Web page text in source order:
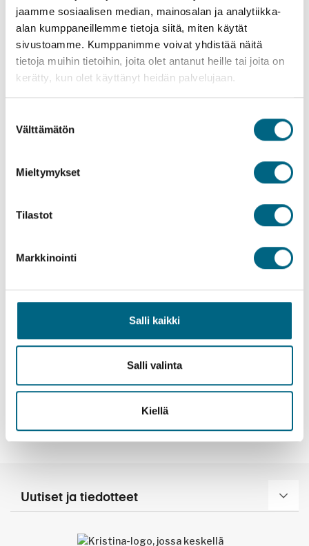
jaamme sosiaalisen median, mainosalan ja analytiikka-
alan kumppaneillemme tietoja siitä, miten käytät
sivustoamme. Kumppanimme voivat yhdistää näitä
tietoja muihin tietoihin, joita olet antanut heille tai joita on
kerätty, kun olet käyttänyt heidän palvelujaan.
valinta
Välttämätön
Mieltymykset
Tilastot
Markkinointi
Salli kaikki
Salli valinta
Kiellä
Gil Eanes Michelangelo
Renoir Rhone Princess
R.E. Waydelich L.J.
Vasco da Gama Maxima
Barge-risteilyproomut
Meistä
Kuvat
Yhteenveto
Uutiset ja tiedotteet